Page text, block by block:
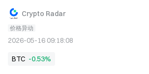
Crypto Radar
价格异动
2026-05-16 09:18:08
BTC -0.53%